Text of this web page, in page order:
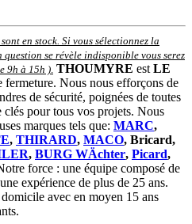
en stock. Si vous sélectionnez la
se révèle indisponible vous serez
9h à 15h ) THOUMYRE est LE
fermeture. Nous nous efforçons de
de sécurité, poignées de toutes
pour tous vos projets. Nous
marques tels que: MARC,
, THIRARD, MACO, Bricard,
, BURG WÄchter, Picard,
force : une équipe composé de
expérience de plus de 25 ans.
avec en moyen 15 ans